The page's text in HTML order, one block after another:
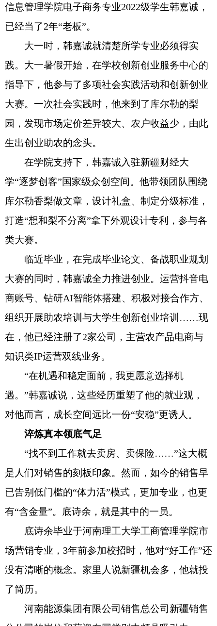
信息管理学院电子商务专业2022级学生韩嘉诚，
已经当了2年“老板”。
大一时，韩嘉诚就清楚所学专业必须得实
践。大一暑假开始，在学校创新创业服务中心的
指导下，他参与了多项社会实践活动和创新创业
大赛。一次社会实践时，他来到了库尔勒的梨
园，发现市场定价差异较大、农户收益少，由此
生出创业助农的念头。
在学院支持下，韩嘉诚入驻新疆财经大
学“逐梦创客”国家级众创空间。他带领团队围绕
库尔勒香梨做文章，设计礼盒、制定分级标准，
打造“想和梨不分离”拿下外观设计专利，参与各
类大赛。
临近毕业，在完成毕业论文、备战职业规划
大赛的同时，韩嘉诚全力推进创业。运营抖音电
商账号、钻研AI智能体搭建、积极对接合作方、
组织开展助农培训与大学生创新创业培训……现
在，他已经注册了2家公司，主营农产品电商与
知识类IP运营双线业务。
“在机遇和稳定面前，我更愿意选择机
遇。”韩嘉诚说，这些经历重塑了他的就业观，
对他而言，成长空间远比一份“安稳”更诱人。
淬炼真本领底气足
“找不到工作就去卖房、卖保险……”这大概
是人们对销售的刻板印象。然而，如今的销售早
已告别低门槛的“体力活”模式，更加专业，也更
有“含金量”。底诗余，就是其中的一员。
底诗余毕业于河南理工大学工商管理学院市
场营销专业，3年前参加校招时，他对“好工作”还
没有清晰的概念。家里人说新疆机会多，他就投
了简历。
河南能源集团有限公司销售总公司新疆销售